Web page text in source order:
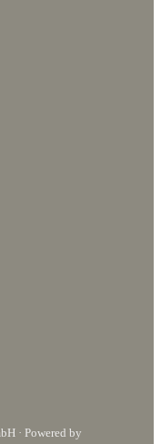
· Powered by